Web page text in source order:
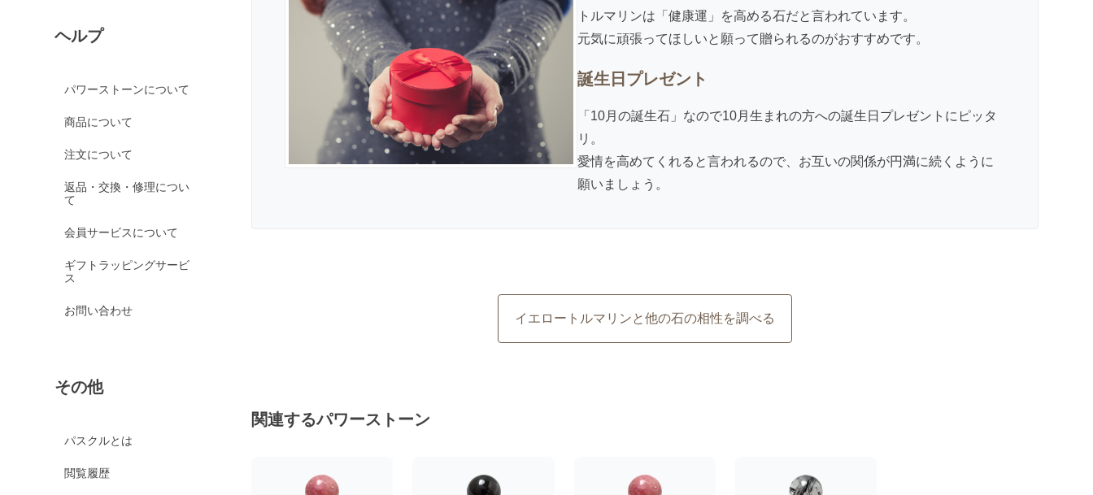
ガーネット
オレンジガーネット
グリーンガーネット
クイーンコンクシェル
ブルークォーツァイト
クリスタル各種
クリスタル（本水晶）
ヘルプ
パワーストーンについて
商品について
注文について
返品・交換・修理につい
て
会員サービスについて
ギフトラッピングサービ
ス
お問い合わせ
その他
パスクルとは
閲覧履歴
トルマリンは「健康運」を高める石だと言われています。
元気に頑張ってほしいと願って贈られるのがおすすめです。
誕生日プレゼント
「10月の誕生石」なので10月生まれの方への誕生日プレゼントにピッタ
リ。
愛情を高めてくれると言われるので、お互いの関係が円満に続くように
願いましょう。
イエロートルマリンと他の石の相性を調べる
関連するパワーストーン